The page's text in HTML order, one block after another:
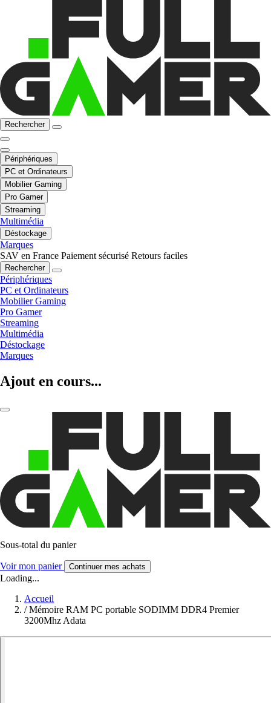
Rechercher
Périphériques
PC et Ordinateurs
Mobilier Gaming
Pro Gamer
Streaming
Multimédia
Déstockage
Marques
SAV en France Paiement sécurisé Retours faciles
Rechercher
Périphériques
PC et Ordinateurs
Mobilier Gaming
Pro Gamer
Streaming
Multimédia
Déstockage
Marques
Ajout en cours...
Sous-total du panier
Voir mon panier Continuer mes achats
Loading...
Accueil
/ Mémoire RAM PC portable SODIMM DDR4 Premier
3200Mhz Adata